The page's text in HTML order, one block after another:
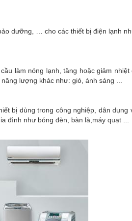
dưỡng, … cho các thiết bị điện lạnh
làm nóng lạnh, tăng hoặc giảm nhiệt
lượng khác như: gió, ánh sáng ...
bị dùng trong công nghiệp, dân dụng
đình như bóng đèn, bàn là,máy quạt ...